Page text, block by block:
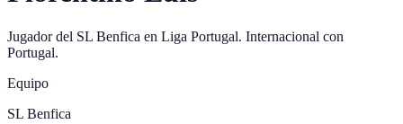
Jugador del SL Benfica en Liga Portugal. Internacional con
Portugal.
Equipo
SL Benfica